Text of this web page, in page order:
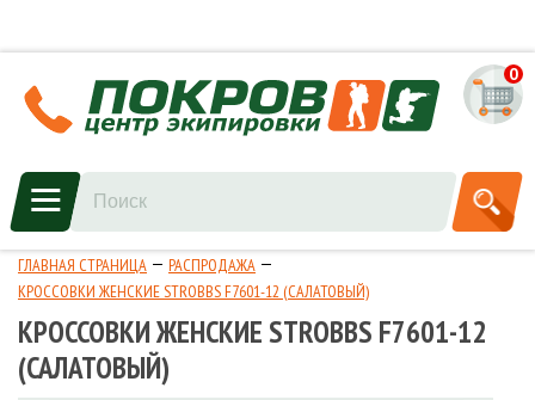
0
ГЛАВНАЯ СТРАНИЦА
РАСПРОДАЖА
КРОССОВКИ ЖЕНСКИЕ STROBBS F7601-12 (САЛАТОВЫЙ)
КРОССОВКИ ЖЕНСКИЕ STROBBS F7601-12
(САЛАТОВЫЙ)